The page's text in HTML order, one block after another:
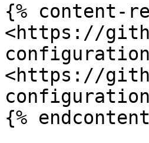
{% content-
<https://
<https://
{%